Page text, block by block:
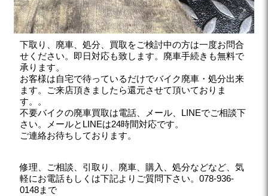
下取り、廃車、処分、買取をご検討中の方は一度お問合
せください。即日対応も致します。廃車手続きも無料で
承ります。
お客様は自宅で待っているだけでバイク廃車・処分出来
ます。ご来店頂きましたら還元させて頂いておりま
す。。
不要バイクの廃車買取は電話、メール、LINEでご相談下
さい。メールとLINEは24時間対応です。
ご連絡お待ちしております。
修理、ご相談、引取り、廃車、購入、処分などなど、気
軽にお電話もしくは下記よりご質問下さい。078-936-
0148まで